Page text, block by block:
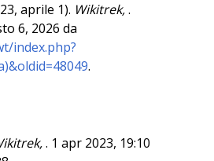
aprile 1). Wikitrek,.
6, 2026 da
index.php?
.
. 1 apr 2023, 19:10